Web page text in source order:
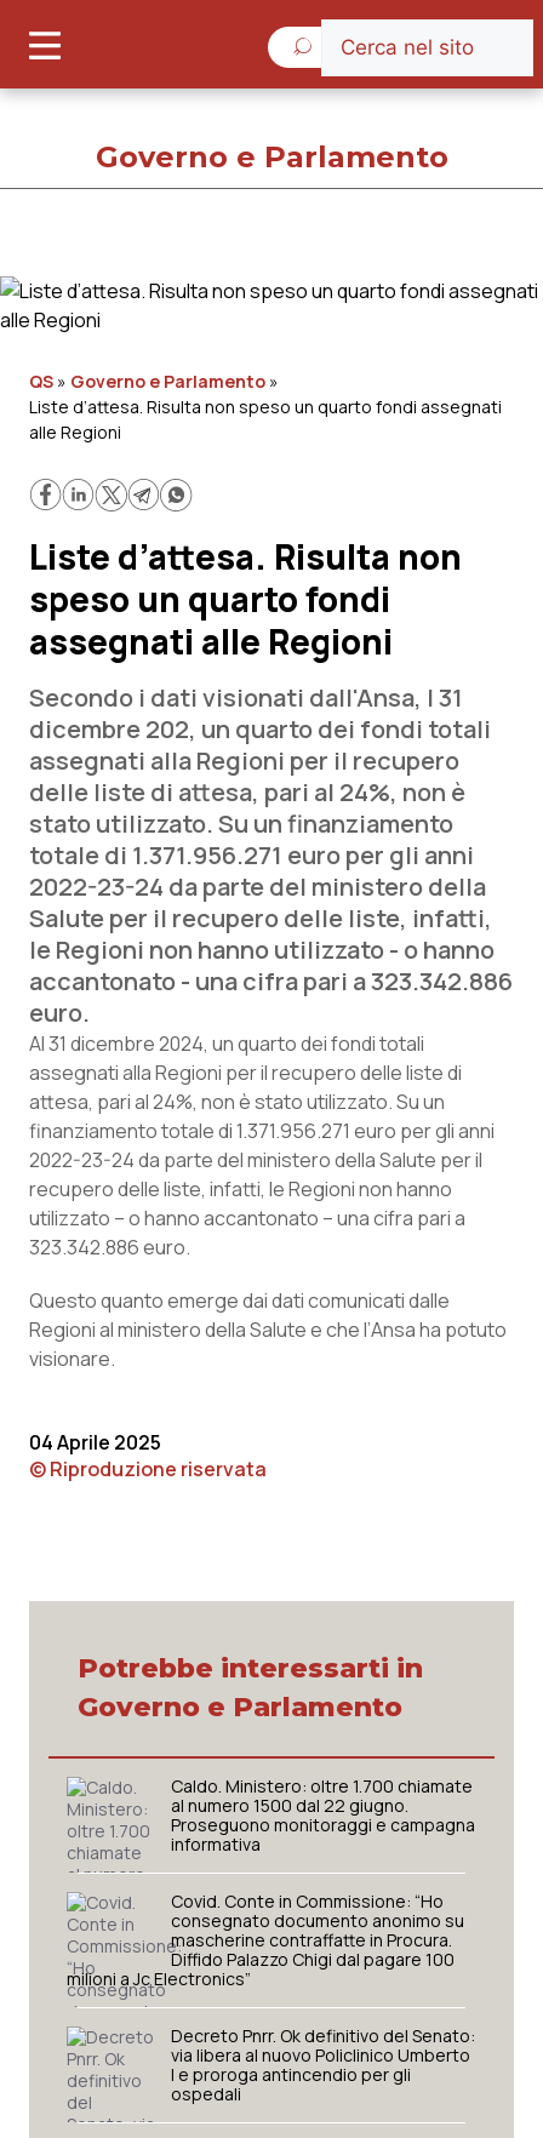
Venerdì 7 Agosto 2026
Governo e Parlamento
Regioni e Asl
Lavoro e Professioni
Scienza e Farmaci
Studi e Analisi
Lettere al direttore
Edizioni Regionali
QS Pro
Professionisti Sanitari.AI
Abruzzo
Basilicata
Calabria
Campania
Emilia-Romagna
Friuli Venezia Giulia
Lazio
Lombardia
Molise
Piemonte
Provincia Autonoma di Trento
Puglia
Sardegna
Sicilia
Toscana
Umbria
QS Pro Gold
Artrite & artrosi
Asma & BPCO
Car-T
Colesterolo & coronaropatie
Dermatite Atopica
Diabete & glucometri
Dolore
Epatiti
HIV
Ipertensione & Scompenso
Malattie rare
Malattia di Crohn & Rettocolite Ulcerosa
Neuroscienze & patologie neurodegenerative
Obesità
Oftalmologia
QS Club Newsletter
Governo e Parlamento
QS » Governo e Parlamento »
Liste d’attesa. Risulta non speso un quarto fondi assegnati
alle Regioni
Liste d’attesa. Risulta non
speso un quarto fondi
assegnati alle Regioni
Secondo i dati visionati dall'Ansa, l 31
dicembre 202, un quarto dei fondi totali
assegnati alla Regioni per il recupero
delle liste di attesa, pari al 24%, non è
stato utilizzato. Su un finanziamento
totale di 1.371.956.271 euro per gli anni
2022-23-24 da parte del ministero della
Salute per il recupero delle liste, infatti,
le Regioni non hanno utilizzato - o hanno
accantonato - una cifra pari a 323.342.886
euro.
Al 31 dicembre 2024, un quarto dei fondi totali
assegnati alla Regioni per il recupero delle liste di
attesa, pari al 24%, non è stato utilizzato. Su un
finanziamento totale di 1.371.956.271 euro per gli anni
2022-23-24 da parte del ministero della Salute per il
recupero delle liste, infatti, le Regioni non hanno
utilizzato – o hanno accantonato – una cifra pari a
323.342.886 euro.
Questo quanto emerge dai dati comunicati dalle
Regioni al ministero della Salute e che l’Ansaha potuto
visionare.
04 Aprile 2025
© Riproduzione riservata
Potrebbe interessarti in
Governo e Parlamento
Caldo. Ministero: oltre 1.700 chiamate
al numero 1500 dal 22 giugno.
Proseguono monitoraggi e campagna
informativa
Covid. Conte in Commissione: “Ho
consegnato documento anonimo su
mascherine contraffatte in Procura.
Diffido Palazzo Chigi dal pagare 100
milioni a Jc Electronics”
Decreto Pnrr. Ok definitivo del Senato:
via libera al nuovo Policlinico Umberto
I e proroga antincendio per gli
ospedali